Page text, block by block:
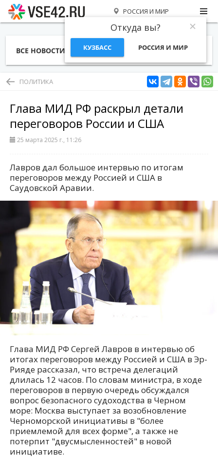
РОССИЯ И МИР
Откуда вы?
КУЗБАСС РОССИЯ И МИР
ВСЕ НОВОСТИ СТАТЬИ ТЕМЫ ФОТО
ПОЛИТИКА
Глава МИД РФ раскрыл детали
переговоров России и США
25 марта 2025 г., 11:26
Лавров дал большое интервью по итогам
переговоров между Россией и США в
Саудовской Аравии.
Глава МИД РФ Сергей Лавров в интервью об
итогах переговоров между Россией и США в Эр-
Рияде рассказал, что встреча делегаций
длилась 12 часов. По словам министра, в ходе
переговоров в первую очередь обсуждался
вопрос безопасного судоходства в Черном
море: Москва выступает за возобновление
Черноморской инициативы в "более
приемлемой для всех форме", а также не
потерпит "двусмысленностей" в новой
инициативе.